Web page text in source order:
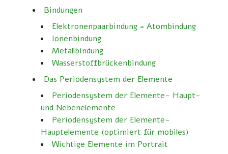
Bindungen
Elektronenpaarbindung = Atombindung
Ionenbindung
Metallbindung
Wasserstoffbrückenbindung
Das Periodensystem der Elemente
Periodensystem der Elemente- Haupt-
und Nebenelemente
Periodensystem der Elemente-
Hauptelemente (optimiert für mobiles)
Wichtige Elemente im Portrait